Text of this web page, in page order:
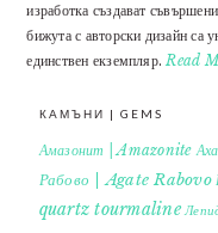
изработка създават
бижута с авторски дизайн са
единствен екземпляр.Read
КАМЪНИ | GEMS
Амазонит | Amazonite
Рабово | Agate Rabovo
quartz tourmaline